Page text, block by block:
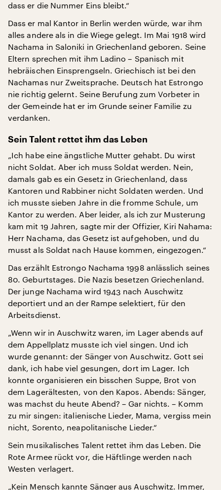
dass er die Nummer Eins bleibt.“
Dass er mal Kantor in Berlin werden würde, war ihm
alles andere als in die Wiege gelegt. Im Mai 1918 wird
Nachama in Saloniki in Griechenland geboren. Seine
Eltern sprechen mit ihm Ladino – Spanisch mit
hebräischen Einsprengseln. Griechisch ist bei den
Nachamas nur Zweitsprache. Deutsch hat Estrongo
nie richtig gelernt. Seine Berufung zum Vorbeter in
der Gemeinde hat er im Grunde seiner Familie zu
verdanken.
Sein Talent rettet ihm das Leben
„Ich habe eine ängstliche Mutter gehabt. Du wirst
nicht Soldat. Aber ich muss Soldat werden. Nein,
damals gab es ein Gesetz in Griechenland, dass
Kantoren und Rabbiner nicht Soldaten werden. Und
ich musste sieben Jahre in die fromme Schule, um
Kantor zu werden. Aber leider, als ich zur Musterung
kam mit 19 Jahren, sagte mir der Offizier, Kiri Nahama:
Herr Nachama, das Gesetz ist aufgehoben, und du
musst als Soldat nach Hause kommen, eingezogen.“
Das erzählt Estrongo Nachama 1998 anlässlich seines
80. Geburtstages. Die Nazis besetzen Griechenland.
Der junge Nachama wird 1943 nach Auschwitz
deportiert und an der Rampe selektiert, für den
Arbeitsdienst.
„Wenn wir in Auschwitz waren, im Lager abends auf
dem Appellplatz musste ich viel singen. Und ich
wurde genannt: der Sänger von Auschwitz. Gott sei
dank, ich habe viel gesungen, dort im Lager. Ich
konnte organisieren ein bisschen Suppe, Brot von
dem Lagerältesten, von den Kapos. Abends: Sänger,
was machst du heute Abend? – Gar nichts. – Komm
zu mir singen: italienische Lieder, Mama, vergiss mein
nicht, Sorento, neapolitanische Lieder.“
Sein musikalisches Talent rettet ihm das Leben. Die
Rote Armee rückt vor, die Häftlinge werden nach
Westen verlagert.
„Kein Mensch kannte Sänger aus Auschwitz. Immer,